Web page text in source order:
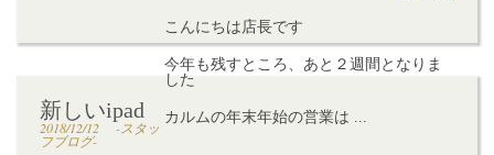
こんにちは店長です
今年も残すところ、あと２週間となりま
した
カルムの年末年始の営業は ...
新しいipad
2018/12/12 -スタッ
フブログ-